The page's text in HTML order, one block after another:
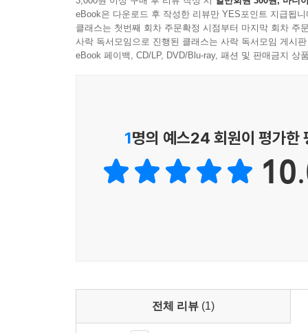
eBook은 다운로드 후 작성한 리뷰만 YES포인트 지급됩니
클래스는 첫번째 회차 주문확정 시점부터 마지막 회차 주
사락 독서모임으로 진행된 클래스는 사락 독서모임 게시
eBook 페이백, CD/LP, DVD/Blu-ray, 패션 및 판매금지 상
1명의 예스24 회원이 평가한
전체 리뷰 (1)